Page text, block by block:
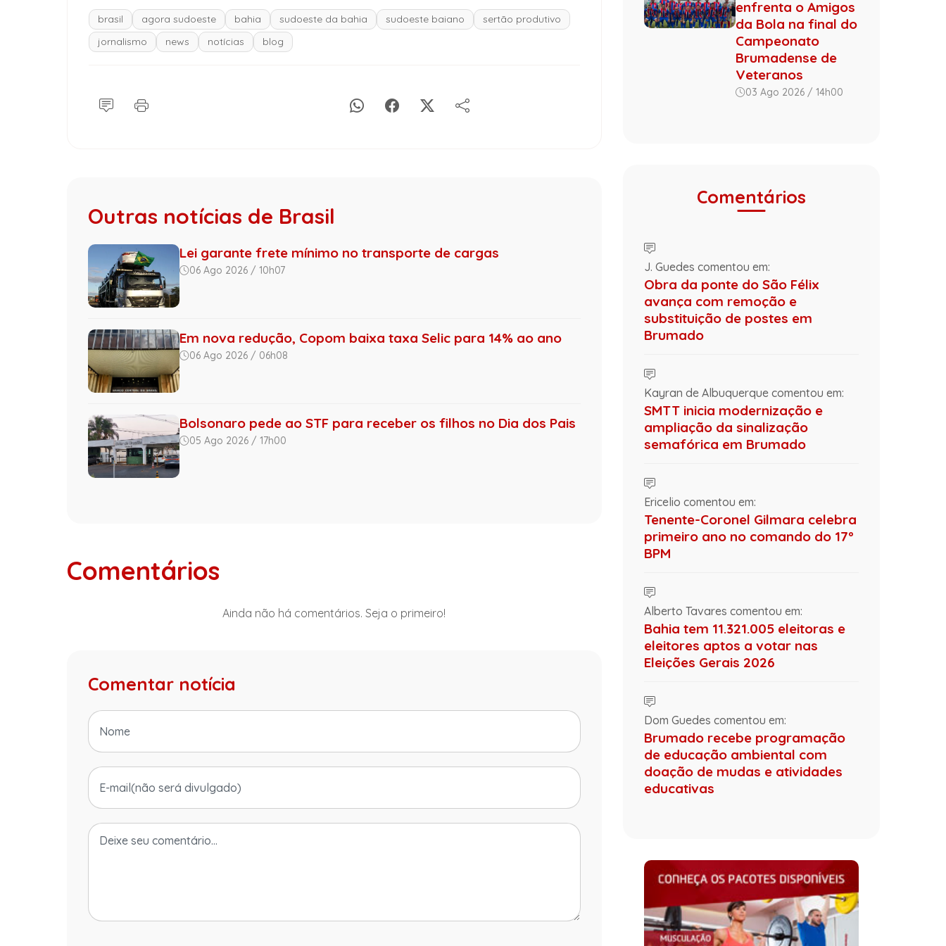
brasil agora sudoeste bahia sudoeste da bahia sudoeste baiano
sertão produtivo
jornalismo
news notícias blog
Outras notícias de Brasil
Lei garante frete mínimo no transporte de cargas
06 Ago 2026 / 10h07
Em nova redução, Copom baixa taxa Selic para 14% ao ano
06 Ago 2026 / 06h08
Bolsonaro pede ao STF para receber os filhos no Dia dos Pais
05 Ago 2026 / 17h00
Comentários
Ainda não há comentários. Seja o primeiro!
Comentar notícia
enfrenta o Amigos
da Bola na final do
Campeonato
Brumadense de
Veteranos
03 Ago 2026 / 14h00
Comentários
J. Guedes comentou em:
Obra da ponte do São Félix
avança com remoção e
substituição de postes em
Brumado
Kayran de Albuquerque comentou em:
SMTT inicia modernização e
ampliação da sinalização
semafórica em Brumado
Ericelio comentou em:
Tenente-Coronel Gilmara celebra
primeiro ano no comando do 17º
BPM
Alberto Tavares comentou em:
Bahia tem 11.321.005 eleitoras e
eleitores aptos a votar nas
Eleições Gerais 2026
Dom Guedes comentou em:
Brumado recebe programação
de educação ambiental com
doação de mudas e atividades
educativas